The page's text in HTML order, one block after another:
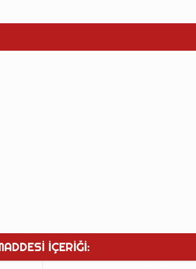
İÇERİĞİ: